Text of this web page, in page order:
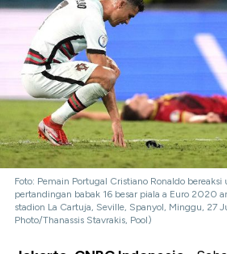
Foto: Pemain Portugal Cristiano Ronaldo bereaksi
pertandingan babak 16 besar piala a Euro 2020
stadion La Cartuja, Seville, Spanyol, Minggu, 27
Photo/Thanassis Stavrakis, Pool)